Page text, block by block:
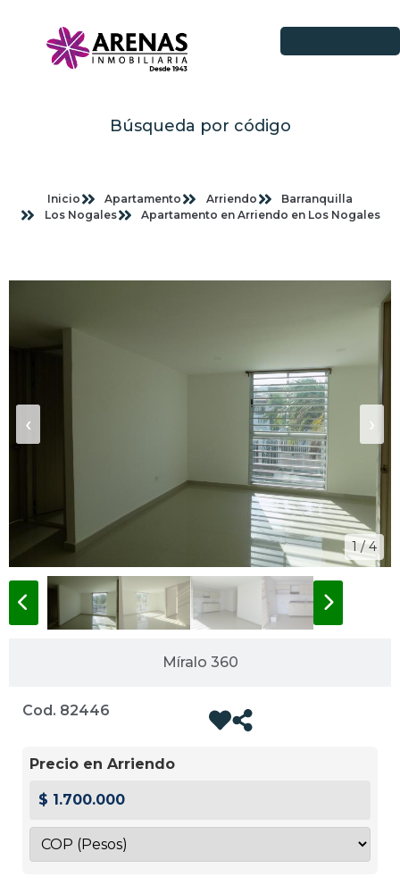
Búsqueda por código
Inicio Apartamento Arriendo
Barranquilla
Los Nogales
Apartamento en Arriendo en Los Nogales
Míralo 360
1 / 4
‹ ›
Cod. 82446
Precio en Arriendo
$ 1.700.000